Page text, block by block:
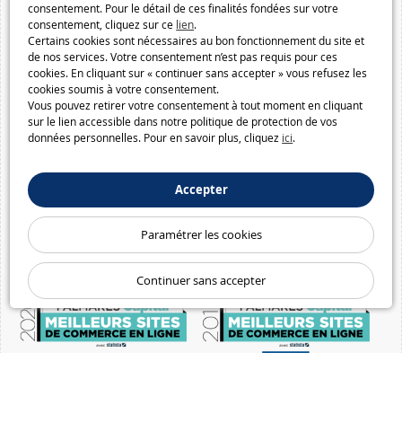
consentement. Pour le détail de ces finalités fondées sur votre
consentement, cliquez sur ce lien.
Certains cookies sont nécessaires au bon fonctionnement du site et
de nos services. Votre consentement n’est pas requis pour ces
cookies. En cliquant sur « continuer sans accepter » vous refusez les
cookies soumis à votre consentement.
Vous pouvez retirer votre consentement à tout moment en cliquant
sur le lien accessible dans notre politique de protection de vos
données personnelles. Pour en savoir plus, cliquez ici.
Accepter
Paramétrer les cookies
Continuer sans accepter